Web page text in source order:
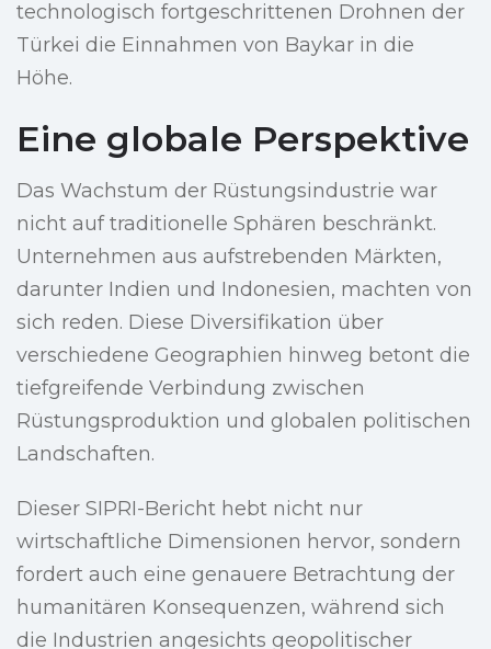
technologisch fortgeschrittenen Drohnen der
Türkei die Einnahmen von Baykar in die
Höhe.
Eine globale Perspektive
Das Wachstum der Rüstungsindustrie war
nicht auf traditionelle Sphären beschränkt.
Unternehmen aus aufstrebenden Märkten,
darunter Indien und Indonesien, machten von
sich reden. Diese Diversifikation über
verschiedene Geographien hinweg betont die
tiefgreifende Verbindung zwischen
Rüstungsproduktion und globalen politischen
Landschaften.
Dieser SIPRI-Bericht hebt nicht nur
wirtschaftliche Dimensionen hervor, sondern
fordert auch eine genauere Betrachtung der
humanitären Konsequenzen, während sich
die Industrien angesichts geopolitischer